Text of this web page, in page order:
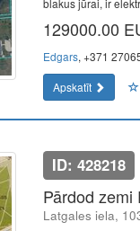
blakus jūrai, ir
129000.00
Edgars, +371
Apskatīt
ID: 428218
Pārdod
Latgales iela,